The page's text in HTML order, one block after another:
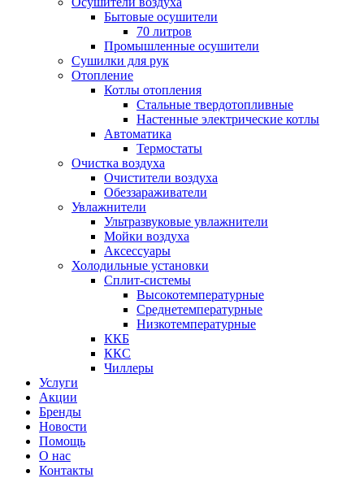
Бытовые осушители
70 литров
Промышленные осушители
Сушилки для рук
Отопление
Котлы отопления
Стальные твердотопливные
Настенные электрические котлы
Автоматика
Термостаты
Очистка воздуха
Очистители воздуха
Обеззараживатели
Увлажнители
Ультразвуковые увлажнители
Мойки воздуха
Аксессуары
Холодильные установки
Сплит-системы
Высокотемпературные
Среднетемпературные
Низкотемпературные
ККБ
ККС
Чиллеры
Услуги
Акции
Бренды
Новости
Помощь
О нас
Контакты